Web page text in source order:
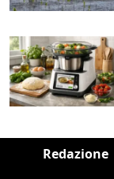
Redazione